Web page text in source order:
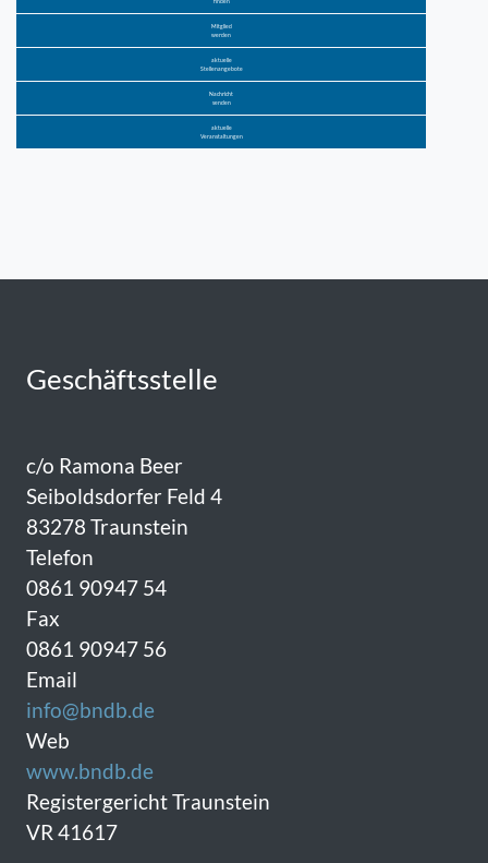
Mitglied
werden
aktuelle
Stellenangebote
Nachricht
senden
aktuelle
Veranstaltungen
Geschäftsstelle
c/o Ramona Beer
Seiboldsdorfer Feld 4
83278 Traunstein
Telefon
0861 90947 54
Fax
0861 90947 56
Email
info@bndb.de
Web
www.bndb.de
Registergericht Traunstein
VR 41617